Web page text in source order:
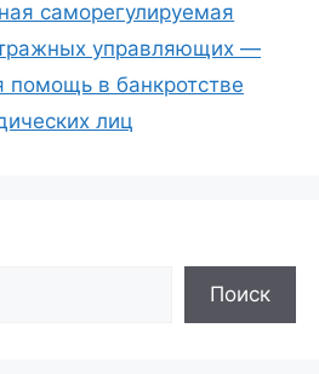
саморегулируемая
управляющих —
помощь в банкротстве
лиц
Поиск